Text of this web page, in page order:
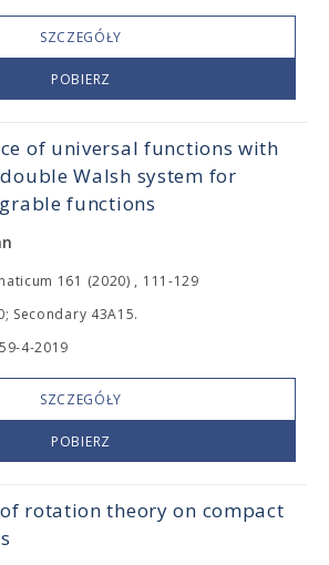
SZCZEGÓŁY
POBIERZ
of universal functions with
Walsh system for
functions
161 (2020) , 111-129
Secondary 43A15.
4-2019
SZCZEGÓŁY
POBIERZ
rotation theory on compact